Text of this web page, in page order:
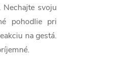
svoju
pohodlie pri
na gestá.